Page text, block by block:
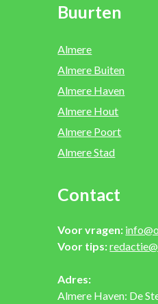
Buurten
Almere
Almere Buiten
Almere Haven
Almere Hout
Almere Poort
Almere Stad
Contact
Voor vragen:
Voor tips:
Adres:
Almere Haven: De